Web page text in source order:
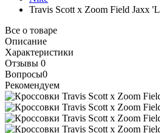
Travis Scott x Zoom Field Jaxx
Все о товаре
Описание
Характеристики
Отзывы 0
Вопросы0
Рекомендуем